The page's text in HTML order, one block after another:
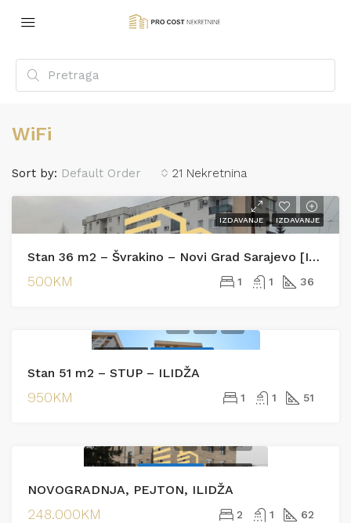
WiFi
21 Nekretnina
Sort by: Default Order
IZDAVANJE IZDAVANJE
Stan 36 m2 – Švrakino – Novi Grad Sarajevo [Iznajmljivanje]
500KM 1 1 36
IZDAVANJE
Stan 51 m2 – STUP – ILIDŽA
950KM 1 1 51
NOVOGRADNJA, PEJTON, ILIDŽA
248.000KM 2 1 62